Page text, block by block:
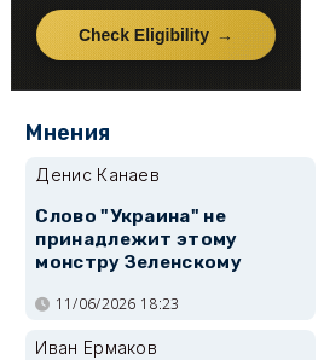
Мнения
Денис Канаев
Слово "Украина" не
принадлежит этому
монстру Зеленскому
11/06/2026 18:23
Иван Ермаков